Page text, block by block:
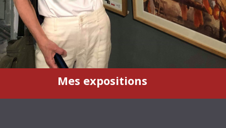
Mes expositions